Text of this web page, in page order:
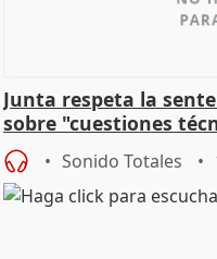
Junta respeta la
sobre "cuestiones
const
Sonido Totales